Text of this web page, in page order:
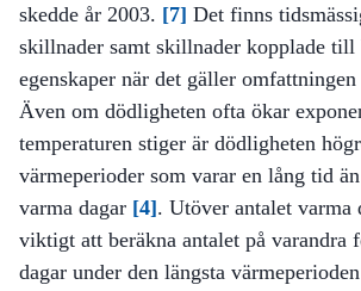
skedde år 2003. [7] Det finns
skillnader samt skillnader kopplade till
egenskaper när det gäller
Även om dödligheten ofta ökar
temperaturen stiger är dödligheten
värmeperioder som varar en lång tid
varma dagar [4]. Utöver antalet varma
viktigt att beräkna antalet på varandra
dagar under den längsta